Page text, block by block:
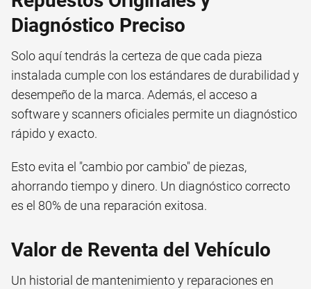
Diagnóstico Preciso
Solo aquí tendrás la certeza de que cada pieza
instalada cumple con los estándares de durabilidad y
desempeño de la marca. Además, el acceso a
software y scanners oficiales permite un diagnóstico
rápido y exacto.
Esto evita el "cambio por cambio" de piezas,
ahorrando tiempo y dinero. Un diagnóstico correcto
es el 80% de una reparación exitosa.
Valor de Reventa del Vehículo
Un historial de mantenimiento y reparaciones en